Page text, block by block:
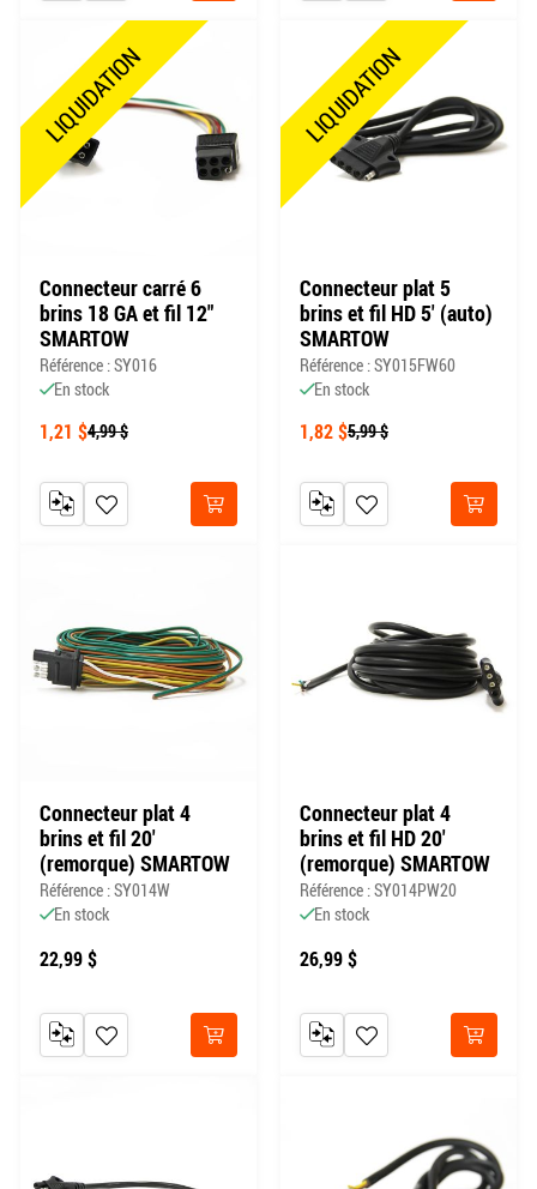
LIQUIDATION
Connecteur carré 6
brins 18 GA et fil 12"
SMARTOW
Référence : SY016
En stock
1,21 $4,99 $
Acheter
AJOUTER À MA LISTE DE SOUHAITS
AJOUTER AU COMPARATEUR
LIQUIDATION
Connecteur plat 5
brins et fil HD 5' (auto)
SMARTOW
Référence : SY015FW60
En stock
1,82 $5,99 $
Acheter
AJOUTER À MA LISTE DE
AJOUTER AU COMPARATEUR
Connecteur plat 4
brins et fil 20'
(remorque) SMARTOW
Référence : SY014W
En stock
22,99 $
Acheter
AJOUTER À MA LISTE DE SOUHAITS
AJOUTER AU COMPARATEUR
Connecteur plat 4
brins et fil HD 20'
(remorque) SMARTOW
Référence : SY014PW20
En stock
26,99 $
Acheter
AJOUTER À MA LISTE DE
AJOUTER AU COMPARATEUR